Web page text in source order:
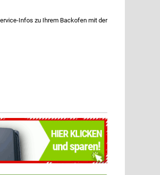
Infos zu Ihrem Backofen mit der